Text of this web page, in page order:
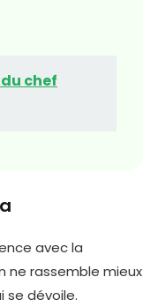
chef
avec la
ne rassemble mieux
se dévoile.